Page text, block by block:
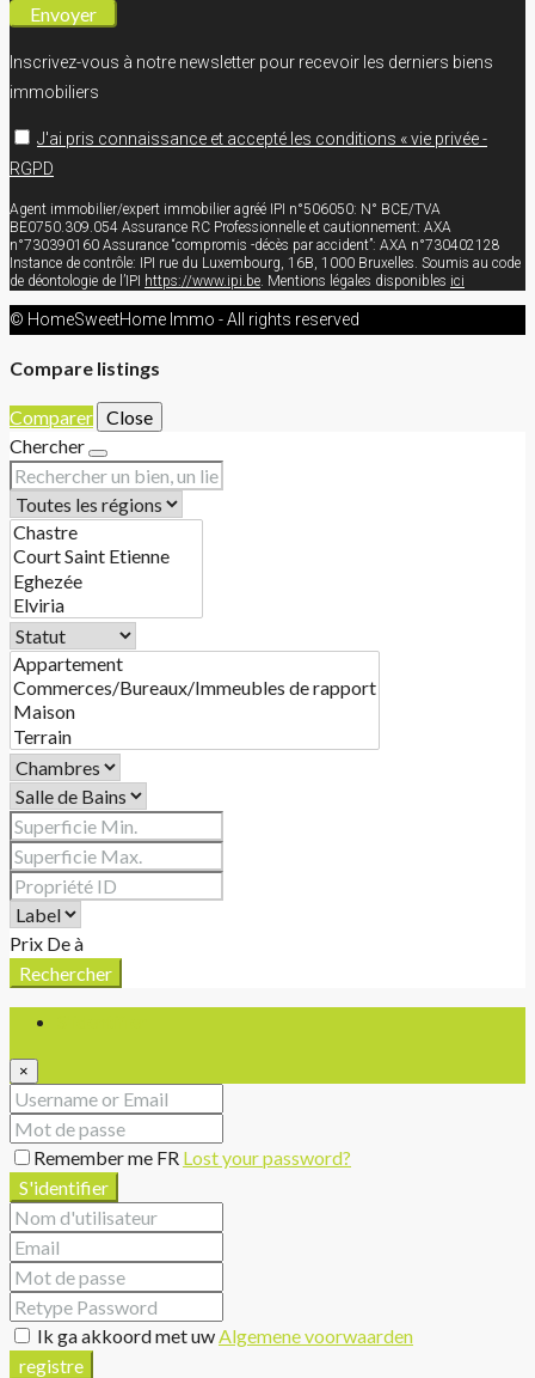
Envoyer
Inscrivez-vous à notre newsletter pour recevoir les derniers biens
immobiliers
J'ai pris connaissance et accepté les conditions « vie privée -
RGPD
Agent immobilier/expert immobilier agréé IPI n°506050: N° BCE/TVA
BE0750.309.054 Assurance RC Professionnelle et cautionnement: AXA
n°730390160 Assurance “compromis -décès par accident”: AXA n°730402128
Instance de contrôle: IPI rue du Luxembourg, 16B, 1000 Bruxelles. Soumis au code
de déontologie de l’IPI https://www.ipi.be. Mentions légales disponibles ici
© HomeSweetHome Immo - All rights reserved
Compare listings
Comparer Close
Chercher
Prix Deà
Rechercher
×
Remember me FR Lost your password?
S'identifier
Ik ga akkoord met uw Algemene voorwaarden
registre